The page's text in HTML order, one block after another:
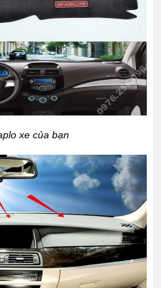
xe của bạn